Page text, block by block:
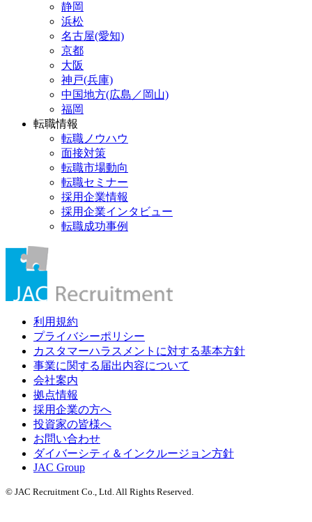
静岡
浜松
名古屋(愛知)
京都
大阪
神戸(兵庫)
中国地方(広島／岡山)
福岡
転職情報
転職ノウハウ
面接対策
転職市場動向
転職セミナー
採用企業情報
採用企業インタビュー
転職成功事例
利用規約
プライバシーポリシー
カスタマーハラスメントに対する基本方針
事業に関する届出内容について
会社案内
拠点情報
採用企業の方へ
投資家の皆様へ
お問い合わせ
ダイバーシティ＆インクルージョン方針
JAC Group
© JAC Recruitment Co., Ltd. All Rights Reserved.